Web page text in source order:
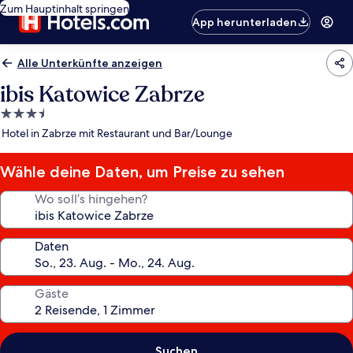
Zum Hauptinhalt springen
App herunterladen
Alle Unterkünfte anzeigen
ibis Katowice Zabrze
3.5-
Sterne-
Hotel in Zabrze mit Restaurant und Bar/Lounge
Wähle deine Daten, um Preise zu sehen
Wo soll’s hingehen?
Daten
Gäste